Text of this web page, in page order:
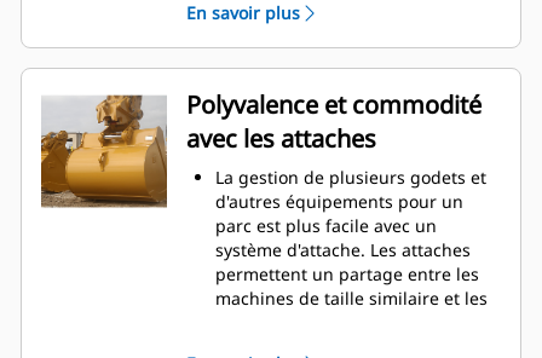
Chargez plus de matière plus
rapidement. La forme et les barres
latérales du godet permettent une
rétention optimale des matériaux
dans le godet à chaque charge.
sont résistants à l'abrasion, en
particulier dans les zones d'usure
excessive.
Avec les outils d'attaque du sol Cat
(GET), protégez les zones d'usure
excessive les plus importantes de
votre godet lorsqu'il entre en
contact avec les matériaux.
Avec les outils d'attaque du sol
Cat ® Advansys™(GET), augmentez
la productivité pour les
applications exigeantes, facilitez la
pénétration dans les tas et
En savoir plus
Polyvalence et commodité
avec les attaches
La gestion de plusieurs godets et
d'autres équipements pour un
parc est plus facile avec un
système d'attache. Les attaches
permettent un partage entre les
machines de taille similaire et les